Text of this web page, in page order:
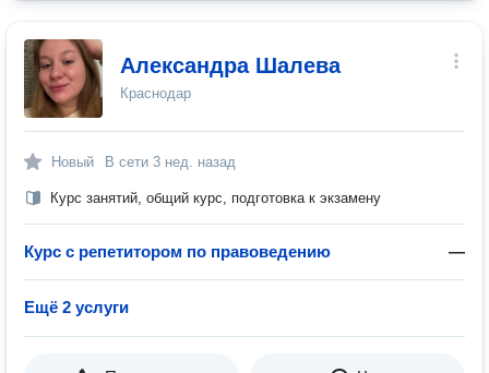
Александра Шалева
Краснодар
Новый В сети 3 нед. назад
Курс занятий, общий курс, подготовка к экзамену
Курс с репетитором по правоведению —
Ещё 2 услуги